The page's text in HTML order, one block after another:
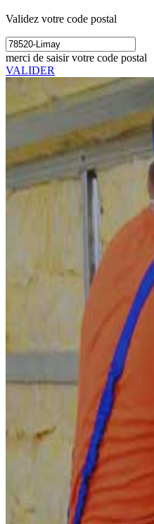
Validez votre code postal
merci de saisir votre code postal
VALIDER